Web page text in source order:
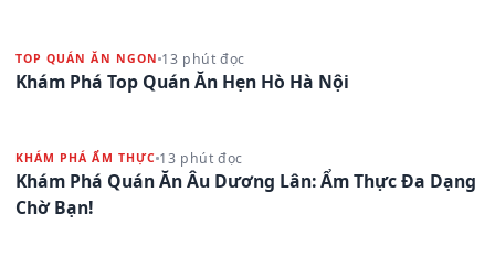
TOP QUÁN ĂN NGON 13 phút đọc
Khám Phá Top Quán Ăn Hẹn Hò Hà Nội
KHÁM PHÁ ẨM THỰC 13 phút đọc
Khám Phá Quán Ăn Âu Dương Lân: Ẩm Thực Đa Dạng
Chờ Bạn!